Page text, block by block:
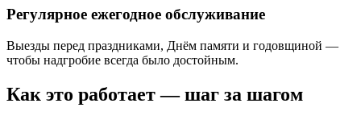
Регулярное ежегодное обслуживание
Выезды перед праздниками, Днём памяти и годовщиной —
чтобы надгробие всегда было достойным.
Как это работает — шаг за шагом